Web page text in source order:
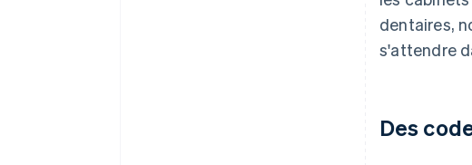
dentaires,
s'attendre
Des